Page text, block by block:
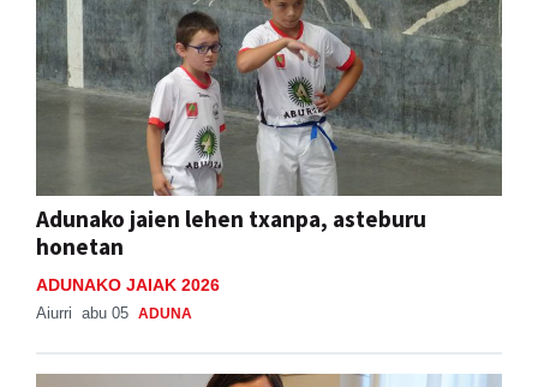
Adunako jaien lehen txanpa, asteburu
honetan
ADUNAKO JAIAK 2026
Aiurri abu 05 ADUNA